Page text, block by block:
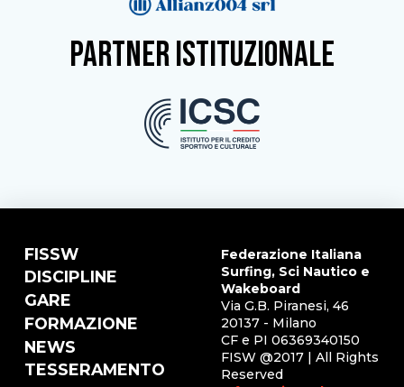
partner istituzionale
FISSW
DISCIPLINE
GARE
FORMAZIONE
NEWS
TESSERAMENTO
Federazione Italiana
Surfing, Sci Nautico e
Wakeboard
Via G.B. Piranesi, 46
20137 - Milano
CF e PI 06369340150
FISW @2017 | All Rights
Reserved